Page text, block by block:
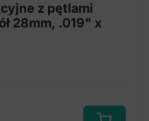
z pętlami
28mm, .019" x